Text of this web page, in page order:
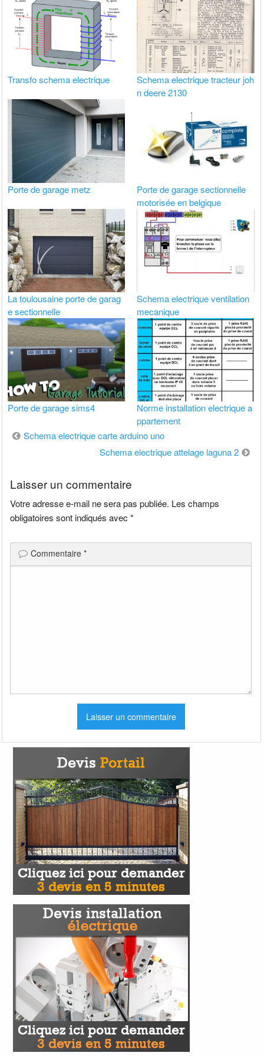
Transfo schema electrique
Schema electrique tracteur joh
n deere 2130
Porte de garage metz
Porte de garage sectionnelle
motorisée en belgique
La toulousaine porte de garag
e sectionnelle
Schema electrique ventilation
mecanique
Porte de garage sims4
Norme installation electrique a
ppartement
Navigation
Schema electrique carte arduino uno
Schema electrique attelage laguna 2
Laisser un commentaire
Votre adresse e-mail ne sera pas publiée. Les champs
obligatoires sont indiqués avec*
Commentaire*